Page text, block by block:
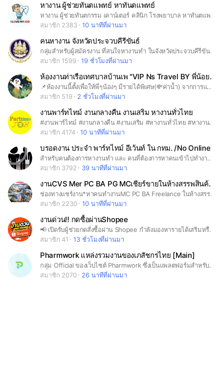
หางาน ผู้ช่วยทันตแพทย์ หาทันตแพทย์
หางาน ผู้ช่วยทันตกรรม เคาน์เตอร์ คลินิก โรงพยาบาล หาทันตแพทย์ หมอฟัน ทำฟัน ทันตแพทย์ ผู้ช่วยทันตแพทย์ ผู้ช่วยพยาพบาล หาคนทำงาน หาผู้ช่วยทันตแพทย์ หาทันตแพทย์
สมาชิก 2383
10 นาทีที่ผ่านมา
คนหางาน จังหวัดประจวบคีรีขันธ์
กลุ่มสำหรับผู้สมัครงาน ที่สนใจหางานทำ ในจังหวัดประจวบคีรีขันธ์ #จัดหางานจังหวัดประจวบคีรีขันธ์
สมาชิก 1599
19 ชั่วโมงที่ผ่านมา
ห้องงานท่าเรือเทศบาลบ้านเพ "VIP Ns Travel BY พี่น้อย+ป๊าทิ้ง
📌ห้องงานนี้ตั้งเพื่อให้พี่ๆน้องๆ มีรายได้พิเศษ(💸ค่าน้ำ) จากการแนะนำลูกค้า ดังนี้ 1.ค่าน้ำจากการเหมาเรือสปีดโบ้ท 2.ค่าน้ำแพคเกตดำน้ำดูประการัง 3.ค่าน้ำจากบ้านพักบนเกาะเสม็ด 4.ค่าน้ำแพคเกตเช่าเจ็ทสกี โดย 📍บจก.vip ns travel โดยเจ๊น้อย กับ พี่ทิ้ง เจ้าของโต๊ะมาเองจดทะเบียนถูกต้องประสบการณ์นานกว่า 15 ปี โดนคนบ้านเพ ไม่มีการเอาเปรียบลูกค้าและผู้แนะนำ ราคากลางยุติธรรม ขายแพคเกจไม่ทิ้งลูกค้าลอยแพ ให้มีเรื่องเสียหายหรือฟ้องร้องกัน แบบเจ้าอื่น เราต้องเป็นเจ้าบ้านที่ดี ไม่ทำนาบนหลังคน ไม่เอาเปรียบนักท่องเที่ยวให้เสียชื่อเสีย ร่วมสร้างสรรค์สังคมดีด้วย จะได้มีงานที่ยังยืน **หมายเหตุ หากพี่ Driver ท่านใดนำลูกค้ามาส่งแล้วต้องการงาน สามารถมาลงคิวงานได้ ขั้นตอนมีดังนี้ 1.แจ้งรายละเอียดก่อนเข้าที่ท่าเรือเทศบาลบ้านเพ ..เลขทะเบียนรถยนต์, รถยี่ห้อ ,รุ่นรถ ,เบอร์โทรกลับ **หลังจากนั้นเมื่อมาถึงจะน้องๆเดินไปรับลูกค้าที่รถของพี่ๆเอง เมื่อลูกค้าที่พี่ๆนำมาส่งเลือกแพคเกจแล้วสรุปว่ามีการจองอะไรบ้าง ทางทีม Vip จะแจ้งกลับไปค่าพี่ๆจะได้ค่าน้ำเท่าไหร่ และโอนเงินพี่ๆภายในวันนั้น หากพี่มีข้อสงสัยหรือมีคำถามสามารถเดินมาหาที่เคาเตอร์ท่าเรือเทศบาลได้ ถามหาโต๊ะ VIP เจ๊น้อยได้เลย หรือจะทักมาทางไลน์ก็ได้ #ท่องเที่ยวเกาะเสม็ด #หาดทรายแก้ว #เกาะเสม็ด #ดำน้ำเกาะกุฏี #ดำน้ำเกาะเสม็ด #เรือเร็วเกาะเสม็ด #ไข่มุกตะวันออก #เสม็ดอินเลิฟ #samedinlove #ทริปเกาะเสม็ด #หาดสวรรค์
สมาชิก 519
2 ชั่วโมงที่ผ่านมา
งานพาร์ทไทม์ งานกลางคืน งานเสริม หางานทั่วไทย
#งานพาร์ไทม์ #งานกลางคืน #งานเสริม #หางานทั่วไทย #หางาน #หางานทำเสาร์อาทิตย์ #หางานทำหลังเลิกงาน #งานพิเศษ
สมาชิก 4174
10 นาทีที่ผ่านมา
บรอดงาน ประจำ พาร์ทไทม์ อีเว้นท์ ใน กทม. /No Online
สำหรับคนต้องการหางานทำ และ คนที่ต้องการหาคนเข้าไปทำงาน ประจำ พาร์ทไทม์ อีเว้นท์ และอื่นๆ /No Online นะจ๊ะ
สมาชิก 3792
39 นาทีที่ผ่านมา
งานCVS Mer PC BA PG MCเชียร์ขายในห้างสรรพสินค้าทั่วประเทศ
ช่องทางแชร์งาน*หาคนทำงานMC PC BA Freelance ในห้างสรรพสินค้าทั่วประเทศ
สมาชิก 2230
10 นาทีที่ผ่านมา
งานด่วน‼️ กดซื้อผ่านShopee
📢 เปิดรับผู้ช่วยกดสั่งซื้อผ่าน Shopee กำลังมองหารายได้เสริมหรืออยากมีงานทำจากที่บ้าน? เราเปิดรับผู้ช่วยกดสั่งซื้อผ่านแอป Shopee ใช้งานง่าย ไม่ต้องมีประสบการณ์ ขอเพียงมีบัญชี Shopee ก็เริ่มได้ 💰 ค่าตอบแทน 20–300 บาท/ออเดอร์ (ขึ้นอยู่กับประเภทของออเดอร์) ✅ ไม่มีค่าสมัครหรือค่าใช้จ่ายในการเริ่มงาน ✅ ใช้งานผ่านแอป Shopee เท่านั้น ✅ มีที่อยู่สำหรับจัดส่งเป็นโกดังของร้าน ✅ สั่งซื้อแบบเก็บเงินปลายทาง (COD) เมื่อสินค้าถึงโกดัง เจ้าหน้าที่จะตรวจสอบสินค้า และดำเนินการโอนค่าตอบแทนตามเงื่อนไขที่กำหนด พร้อมแจ้งผลให้ทราบ 👨‍👩‍👧‍👦 เหมาะสำหรับผู้ที่ต้องการหารายได้เสริม เช่น แม่ลูกอ่อน คนว่างงาน คนตกงาน พนักงานประจำ พนักงานบริษัท นักเรียน นักศึกษา หรือผู้ที่มีเวลาว่าง ⭐ แนะนำสมัคร Shopee VIP เพื่อรับสิทธิประโยชน์และส่วนลดเพิ่มเติม ซึ่งอาจช่วยเพิ่มโอกาสในการได้รับการพิจารณาออเดอร์จากทีมงาน
สมาชิก 41
13 ชั่วโมงที่ผ่านมา
Pharmwork แหล่งรวมงานของเภสัชกรไทย [Main]
กลุ่ม Official ของเว็บไซต์ Pharmwork ซึ่งเป็นแพลตฟอร์มสำหรับหางานเฉพาะวิชาชีพเภสัชกรรม ยินดีต้อนรับเภสัชกร นศ.เภสัช และผู้ประกอบการทุกท่านที่ต้องการลงประกาศงานในกลุ่ม (ลงประกาศฟรี) โดยทางกลุ่มมีแอนมินคอยดูแลและมีกฏระเบียบห้ามโพสงานอื่นที่ไม่เกี่ยวข้องกับวิชาชีพเภสัช แชร์โพสมั่วหรือหลอกลวง หรือลิงค์ไวรัส โดยเฉพาะการหาเภสัชแขวนป้าย หากพบเห็นจะทำการแบนออกจากกลุ่มทันที นอกจากนี้แอดมินอยากแนะนำให้สมาชิกในกลุ่มมาสมัครสมาชิกกับเว็บไซต์ Pharmwork เพื่อยกระดับความปลอดภัยในการหางานของวิชาชีพเภสัชกรรม เนื่องจากการลงทะเบียนผ่านเว็บไซต์จะสามารถคัดกรองผู้ใช้งานได้ดีกว่าในไลน์ openchat และกลุ่ม facebook รวมไปถึงมีฟังค์ชั่นในการค้นหางานที่ตรงใจได้ดีกว่าค่ะ (www.pharm-work.com ฝากประวัติ-ลงประกาศงานฟรี) เจ้าของกลุ่มไลน์ openchat pharmwork เป็นเภสัชกรและเป็นเจ้าของเว็บไซต์เองค่ะ
สมาชิก 2070
26 นาทีที่ผ่านมา